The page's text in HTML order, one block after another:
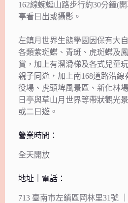
162線蜿蜒山路步行約30分鐘(
亭看日出或攝影。
左鎮月世界生態學園因保有大
各類紫斑蝶、青斑、虎斑蝶及
賞，加上有溜滑梯及各式兒童
親子同遊，加上南168道路沿線
役場、虎頭埤風景區、新化林
日亭與草山月世界等帶狀觀光
或二日遊。
營業時間：
全天開放
地址｜電話：
713 臺南市左鎮區岡林里31號